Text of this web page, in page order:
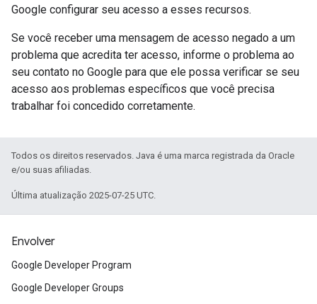
Google configurar seu acesso a esses recursos.
Se você receber uma mensagem de acesso negado a um
problema que acredita ter acesso, informe o problema ao
seu contato no Google para que ele possa verificar se seu
acesso aos problemas específicos que você precisa
trabalhar foi concedido corretamente.
Todos os direitos reservados. Java é uma marca registrada da Oracle
e/ou suas afiliadas.
Última atualização 2025-07-25 UTC.
Envolver
Google Developer Program
Google Developer Groups